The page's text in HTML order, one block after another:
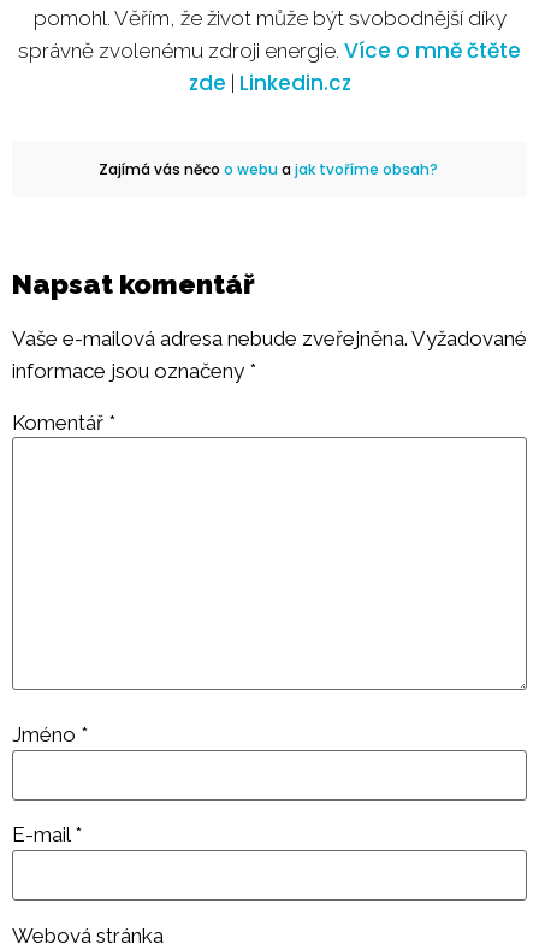
pomohl. Věřím, že život může být svobodnější díky
správně zvolenému zdroji energie. Více o mně čtěte
zde Linkedin.cz
Zajímá vás něco o webuajak tvoříme obsah?
Napsat komentář
Vaše e-mailová adresa nebude zveřejněna. Vyžadované
informace jsou označeny *
Komentář *
Jméno *
E-mail *
Webová stránka